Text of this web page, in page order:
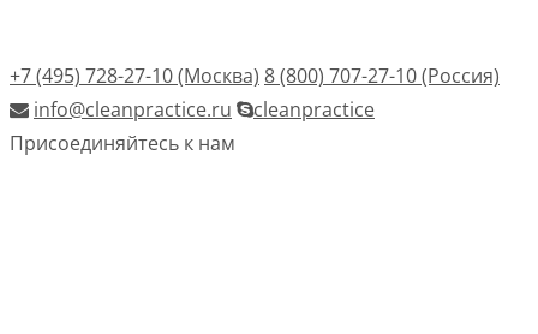
+7 (495) 728-27-10 (Москва) 8 (800) 707-27-10 (Россия)
info@cleanpractice.ru
cleanpractice
Присоединяйтесь к нам